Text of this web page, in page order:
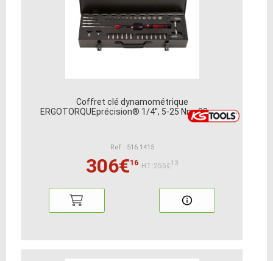
Coffret clé dynamométrique
ERGOTORQUEprécision® 1/4'', 5-25 Nm, 32 pcs
Ref : 516.1415
306€16 HT:255€13